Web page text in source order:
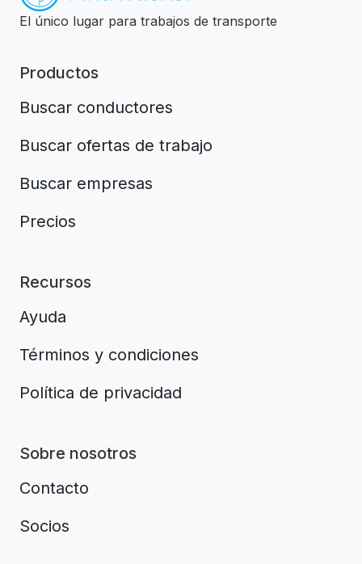
El único lugar para trabajos de transporte
Productos
Buscar conductores
Buscar ofertas de trabajo
Buscar empresas
Precios
Recursos
Ayuda
Términos y condiciones
Política de privacidad
Sobre nosotros
Contacto
Socios